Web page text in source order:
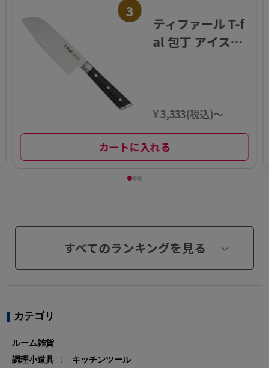
3
ティファール T-f
al 包丁 アイスフ
¥ 3,333(税込)～
カートに入れる
すべてのランキングを見る
カテゴリ
ルーム雑貨
調理小道具
〉
キッチンツール